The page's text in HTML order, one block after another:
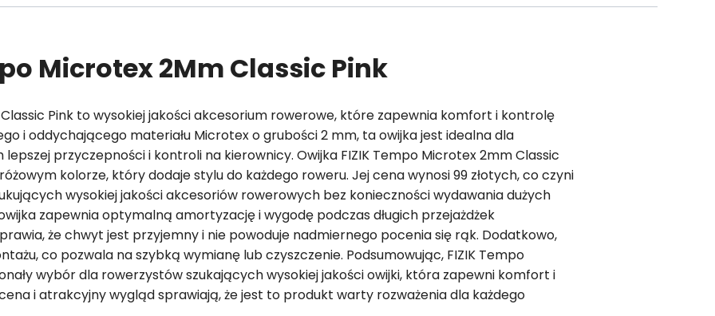
Microtex 2Mm Classic Pink
Pink to wysokiej jakości akcesorium rowerowe, które zapewnia komfort i kontrolę
i oddychającego materiału Microtex o grubości 2 mm, ta owijka jest idealna dla
przyczepności i kontroli na kierownicy. Owijka FIZIK Tempo Microtex 2mm Classic
kolorze, który dodaje stylu do każdego roweru. Jej cena wynosi 99 złotych, co czyni
wysokiej jakości akcesoriów rowerowych bez konieczności wydawania dużych
zapewnia optymalną amortyzację i wygodę podczas długich przejażdżek
że chwyt jest przyjemny i nie powoduje nadmiernego pocenia się rąk. Dodatkowo,
co pozwala na szybką wymianę lub czyszczenie. Podsumowując, FIZIK Tempo
wybór dla rowerzystów szukających wysokiej jakości owijki, która zapewni komfort i
i atrakcyjny wygląd sprawiają, że jest to produkt warty rozważenia dla każdego